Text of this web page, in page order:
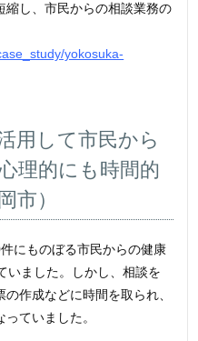
縮し、市民からの相談業務の
yokosuka-
用して市民から
理的にも時間的
市）
にものぼる市民からの健康
いました。しかし、相談を
作成などに時間を取られ、
ていました。